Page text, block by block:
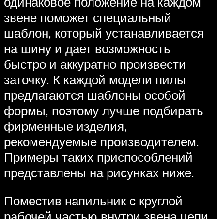
звене поможет специальный
шаблон, который устанавливается
на шину и дает возможность
быстро и аккуратно произвести
заточку. К каждой модели пилы
предлагаются шаблоны особой
формы, поэтому лучше подбирать
фирменные изделия,
рекомендуемые производителем.
Примеры таких приспособлений
представлены на рисунках ниже.
Поместив напильник с круглой